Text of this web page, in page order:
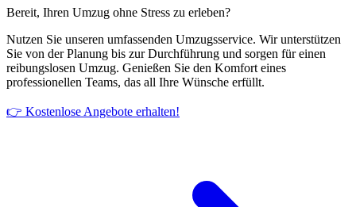
Bereit, Ihren Umzug ohne Stress zu erleben?
Nutzen Sie unseren umfassenden Umzugsservice. Wir unterstützen
Sie von der Planung bis zur Durchführung und sorgen für einen
reibungslosen Umzug. Genießen Sie den Komfort eines
professionellen Teams, das all Ihre Wünsche erfüllt.
👉 Kostenlose Angebote erhalten!